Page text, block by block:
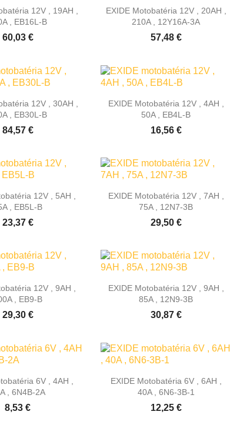
náhľad
12V , 19AH ,
, EB16L-B
60,03 €
 Rýchly náhľad
EXIDE Motobatéria 12V , 20AH ,
210A , 12Y16A-3A
57,48 €
náhľad
12V , 30AH ,
, EB30L-B
84,57 €
 Rýchly náhľad
EXIDE Motobatéria 12V , 4AH ,
50A , EB4L-B
16,56 €
náhľad
12V , 5AH ,
, EB5L-B
23,37 €
 Rýchly náhľad
EXIDE Motobatéria 12V , 7AH ,
75A , 12N7-3B
29,50 €
náhľad
12V , 9AH ,
, EB9-B
29,30 €
 Rýchly náhľad
EXIDE Motobatéria 12V , 9AH ,
85A , 12N9-3B
30,87 €
náhľad
6V , 4AH ,
, 6N4B-2A
8,53 €
 Rýchly náhľad
EXIDE Motobatéria 6V , 6AH ,
40A , 6N6-3B-1
12,25 €